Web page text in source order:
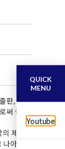
판,
국
제
나아
QUICK
MENU
Youtube